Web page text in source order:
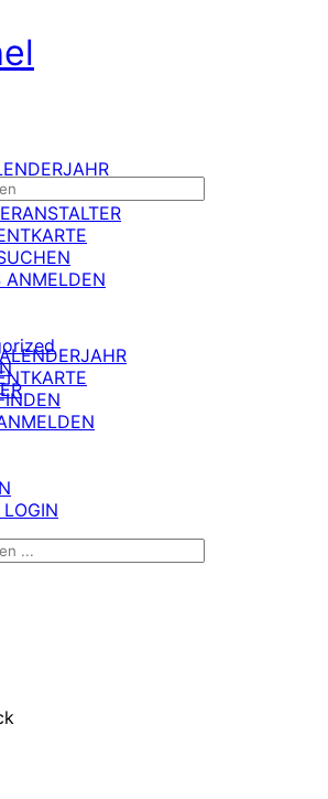
ANMELDEN